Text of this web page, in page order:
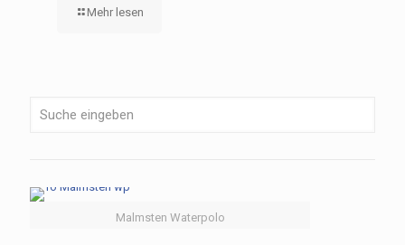
Mehr lesen
Malmsten Waterpolo